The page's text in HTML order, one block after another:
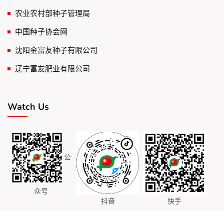
农业农村部种子管理局
中国种子协会网
沈阳金富友种子有限公司
辽宁富友肥业有限公司
Watch Us
公
众号
抖音
快手